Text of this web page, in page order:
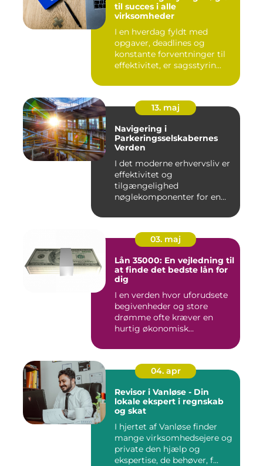
til succes i alle
virksomheder
I en hverdag fyldt med
opgaver, deadlines og
konstante forventninger til
effektivitet, er sagsstyrin...
13. maj
Navigering i
Parkeringsselskabernes
Verden
I det moderne erhvervsliv er
effektivitet og
tilgængelighed
nøglekomponenter for en
03. maj
Lån 35000: En vejledning til
at finde det bedste lån for
dig
I en verden hvor uforudsete
begivenheder og store
drømme ofte kræver en
hurtig økonomisk
04. apr
Revisor i Vanløse - Din
lokale ekspert i regnskab
og skat
I hjertet af Vanløse finder
mange virksomhedsejere og
private den hjælp og
ekspertise, de behøver, f...